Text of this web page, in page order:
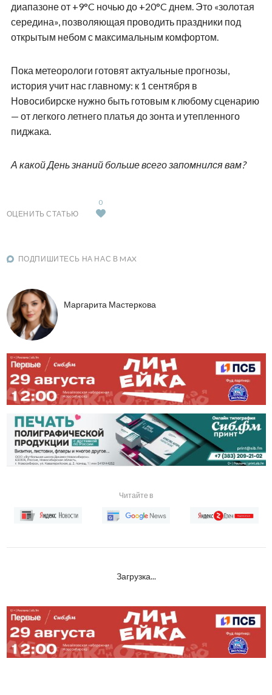
диапазоне от +9°C ночью до +20°C днем. Это «золотая
середина», позволяющая проводить праздники под
открытым небом с максимальным комфортом.
Пока метеорологи готовят актуальные прогнозы,
история учит нас главному: к 1 сентября в
Новосибирске нужно быть готовым к любому сценарию
— от легкого летнего платья до зонта и утепленного
пиджака.
А какой День знаний больше всего запомнился вам?
ОЦЕНИТЬ СТАТЬЮ
0
ПОДПИШИТЕСЬ НА НАС В MAX
Маргарита Мастеркова
Читайте в
Загрузка...